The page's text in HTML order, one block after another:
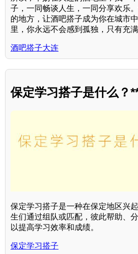
子，一同畅谈人生，一同分享欢乐
的地方，让酒吧搭子成为你在城市
里，你永远不会感到孤独，只有充
酒吧搭子大连
保定学习搭子是什么？
保定学习搭子是一种在保定地区兴
生们通过组队或匹配，彼此帮助、
以提高学习效率和成绩。
保定学习搭子